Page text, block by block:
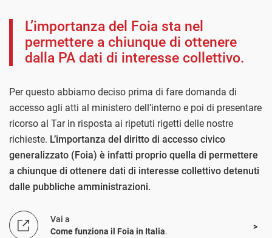
L’importanza del Foia sta nel
permettere a chiunque di ottenere
dalla PA dati di interesse collettivo.
Per questo abbiamo deciso prima di fare domanda di
accesso agli atti al ministero dell’interno e poi di presentare
ricorso al Tar in risposta ai ripetuti rigetti delle nostre
richieste. L’importanza del diritto di accesso civico
generalizzato (Foia) è infatti proprio quella di permettere
a chiunque di ottenere dati di interesse collettivo detenuti
dalle pubbliche amministrazioni.
Vai a
Come funziona il Foia in Italia.